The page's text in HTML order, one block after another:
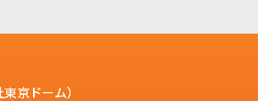
京ドーム）